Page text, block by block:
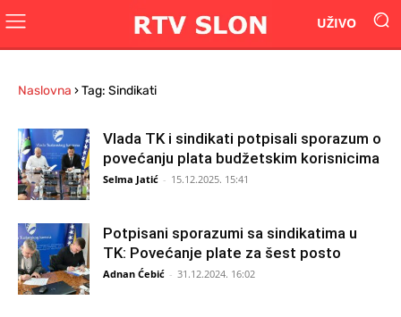
UŽIVO
Naslovna ›Tag: Sindikati
Vlada TK i sindikati potpisali sporazum o
povećanju plata budžetskim korisnicima
Selma Jatić - 15.12.2025. 15:41
Potpisani sporazumi sa sindikatima u
TK: Povećanje plate za šest posto
Adnan Ćebić - 31.12.2024. 16:02